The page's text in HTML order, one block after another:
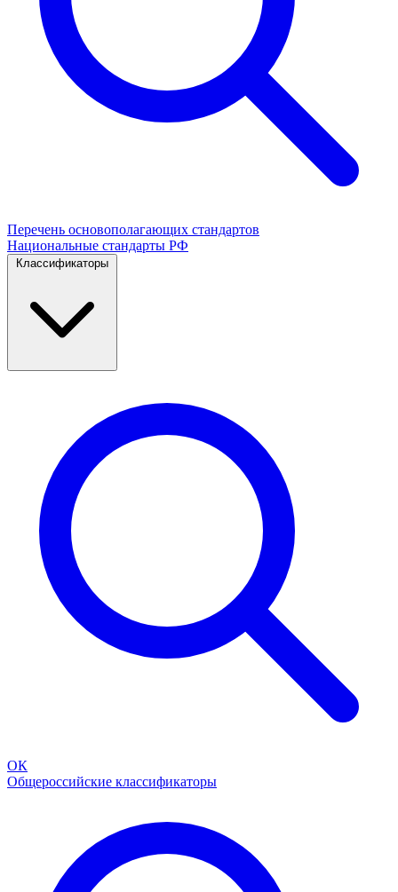
Перечень основополагающих стандартов
Национальные стандарты РФ
Классификаторы
ОК
Общероссийские классификаторы